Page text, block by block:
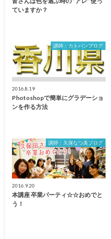
ていますか？
講師：カトパンブログ
2016.8.19
Photoshopで簡単にグラデーショ
ンを作る方法
講師：久保なつ美ブログ
2016.9.20
本講座 卒業パーティ☆☆おめでと
う！